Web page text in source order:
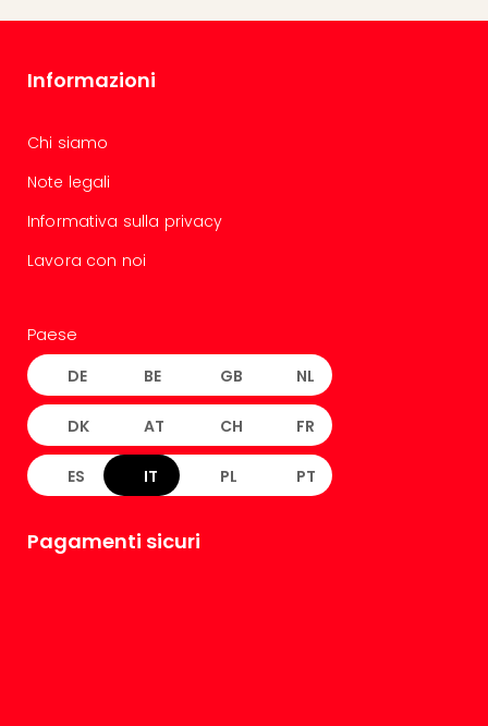
Informazioni
Chi siamo
Note legali
Informativa sulla privacy
Lavora con noi
Paese
DE BE GB NL
DK AT CH FR
ES IT PL PT
Pagamenti sicuri